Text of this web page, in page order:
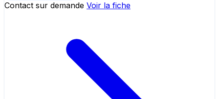
Contact sur demande Voir la fiche